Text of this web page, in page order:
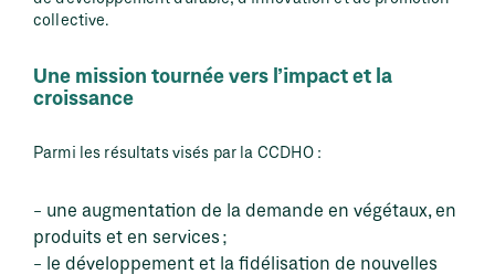
collective.
Une mission tournée vers l’impact et la
croissance
Parmi les résultats visés par la CCDHO :
une augmentation de la demande en végétaux, en
produits et en services ;
le développement et la fidélisation de nouvelles